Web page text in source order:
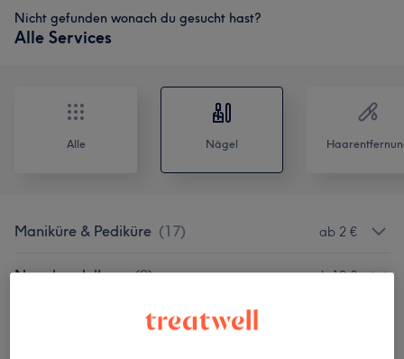
Nicht gefunden wonach du gesucht hast?
Alle Services
Alle Nägel
Maniküre & Pediküre (17) ab 2 €
Nagelmodellage (9) ab 10 €